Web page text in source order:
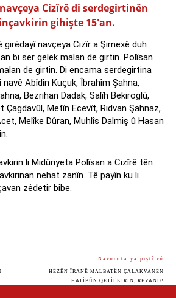
Cizîrê di serdegirtinên
gihişte 15'an.
girêdayî navçeya Cizîr a Şirnexê duh
bi ser gelek malan de girtin. Polîsan
de girtin. Di encama serdegirtina
Abîdîn Kuçuk, Îbrahîm Şahna,
Bezrihan Dadak, Salîh Bekiroglû,
Çagdavûl, Metîn Ecevît, Ridvan Şahnaz,
Melîke Dûran, Muhlîs Dalmiş û Hasan
li Midûriyeta Polîsan a Cizîrê tên
nehat zanîn. Tê payîn ku li
zêdetir bibe.
Naveroka ya piştî vê
HÊZÊN ÎRANÊ MALBATÊN ÇALAKVANÊN
HATIBÛN QETILKIRIN, REVAND!